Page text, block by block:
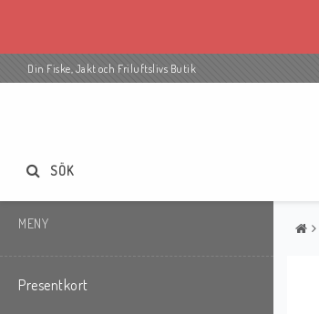
Din Fiske, Jakt och Friluftslivs Butik
SÖK
MENY
Presentkort